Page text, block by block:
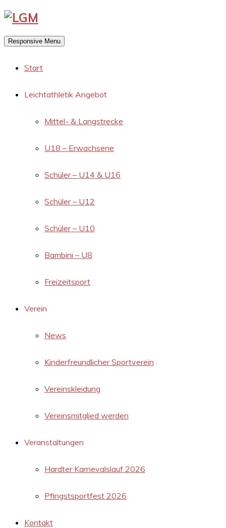
Responsive Menu
Start
Leichtathletik Angebot
Mittel- & Langstrecke
U18 – Erwachsene
Schüler – U14 & U16
Schüler – U12
Schüler – U10
Bambini – U8
Freizeitsport
Verein
News
Kinderfreundlicher Sportverein
Vereinskleidung
Vereinsmitglied werden
Veranstaltungen
Hardter Karnevalslauf 2026
Pfingstsportfest 2026
Kontakt